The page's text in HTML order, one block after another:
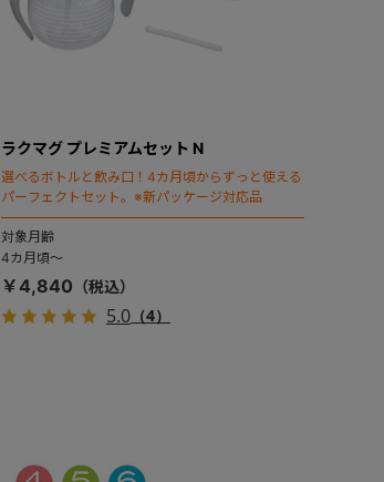
ラクマグ プレミアムセット N
選べるボトルと飲み口！4カ月頃からずっと使える
パーフェクトセット。※新パッケージ対応品
対象月齢
4カ月頃～
￥4,840
5.0（4）